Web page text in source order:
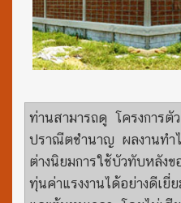
ท่านสามารถดู โครงการ
ปราณีตชำนาญ ผลงานทำ
ต่างนิยมการใช้บัวทับหลัง
ทุ่นค่าแรงงานได้อย่างดี